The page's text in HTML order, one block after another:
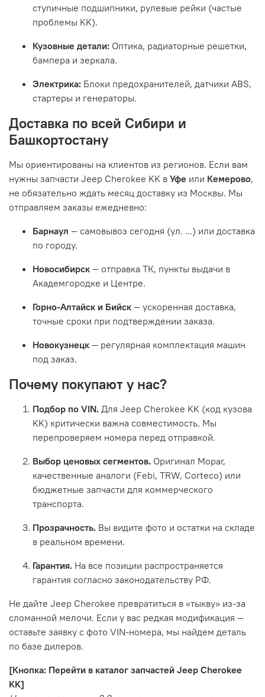
ступичные подшипники, рулевые рейки (частые
проблемы KK).
Кузовные детали: Оптика, радиаторные решетки,
бампера и зеркала.
Электрика: Блоки предохранителей, датчики ABS,
стартеры и генераторы.
Доставка по всей Сибири и
Башкортостану
Мы ориентированы на клиентов из регионов. Если вам
нужны запчасти Jeep Cherokee KK в Уфе или Кемерово,
не обязательно ждать месяц доставку из Москвы. Мы
отправляем заказы ежедневно:
Барнаул — самовывоз сегодня (ул. ...) или доставка
по городу.
Новосибирск — отправка ТК, пункты выдачи в
Академгородке и Центре.
Горно-Алтайск и Бийск — ускоренная доставка,
точные сроки при подтверждении заказа.
Новокузнецк — регулярная комплектация машин
под заказ.
Почему покупают у нас?
Подбор по VIN. Для Jeep Cherokee KK (код кузова
KK) критически важна совместимость. Мы
перепроверяем номера перед отправкой.
Выбор ценовых сегментов. Оригинал Mopar,
качественные аналоги (Febi, TRW, Corteco) или
бюджетные запчасти для коммерческого
транспорта.
Прозрачность. Вы видите фото и остатки на складе
в реальном времени.
Гарантия. На все позиции распространяется
гарантия согласно законодательству РФ.
Не дайте Jeep Cherokee превратиться в «тыкву» из-за
сломанной мелочи. Если у вас редкая модификация —
оставьте заявку с фото VIN-номера, мы найдем деталь
по базе дилеров.
[Кнопка: Перейти в каталог запчастей Jeep Cherokee
KK]